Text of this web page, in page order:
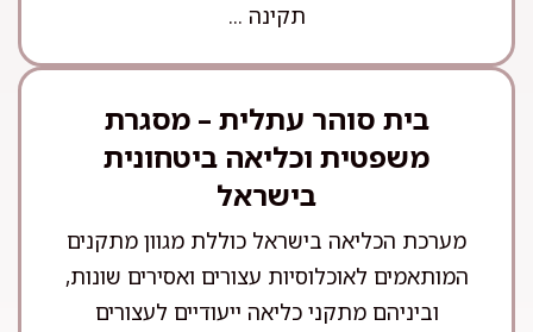
תקינה ...
בית סוהר עתלית – מסגרת
משפטית וכליאה ביטחונית
בישראל
מערכת הכליאה בישראל כוללת מגוון מתקנים
המותאמים לאוכלוסיות עצורים ואסירים שונות,
וביניהם מתקני כליאה ייעודיים לעצורים